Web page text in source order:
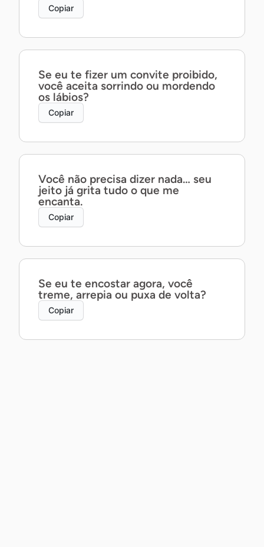
Copiar
Se eu te fizer um convite proibido,
você aceita sorrindo ou mordendo
os lábios?
Copiar
Você não precisa dizer nada… seu
jeito já grita tudo o que me
encanta.
Copiar
Se eu te encostar agora, você
treme, arrepia ou puxa de volta?
Copiar